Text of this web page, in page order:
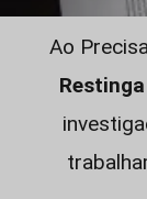
Ao
Restinga